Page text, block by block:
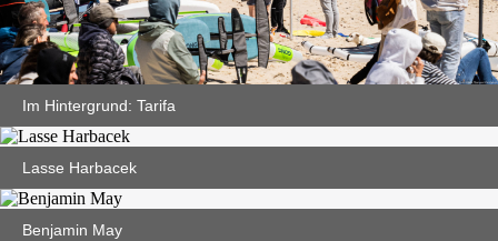
Im Hintergrund: Tarifa
Lasse Harbacek
Benjamin May